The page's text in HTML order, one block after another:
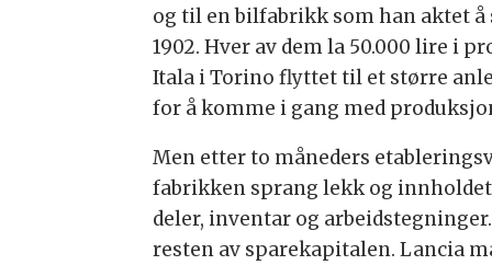
og til en bilfabrikk som han aktet å
1902. Hver av dem la 50.000 lire i
Itala i Torino flyttet til et større
for å komme i gang med
Men etter to måneders
fabrikken sprang lekk og
deler, inventar og
resten av sparekapitalen. Lancia